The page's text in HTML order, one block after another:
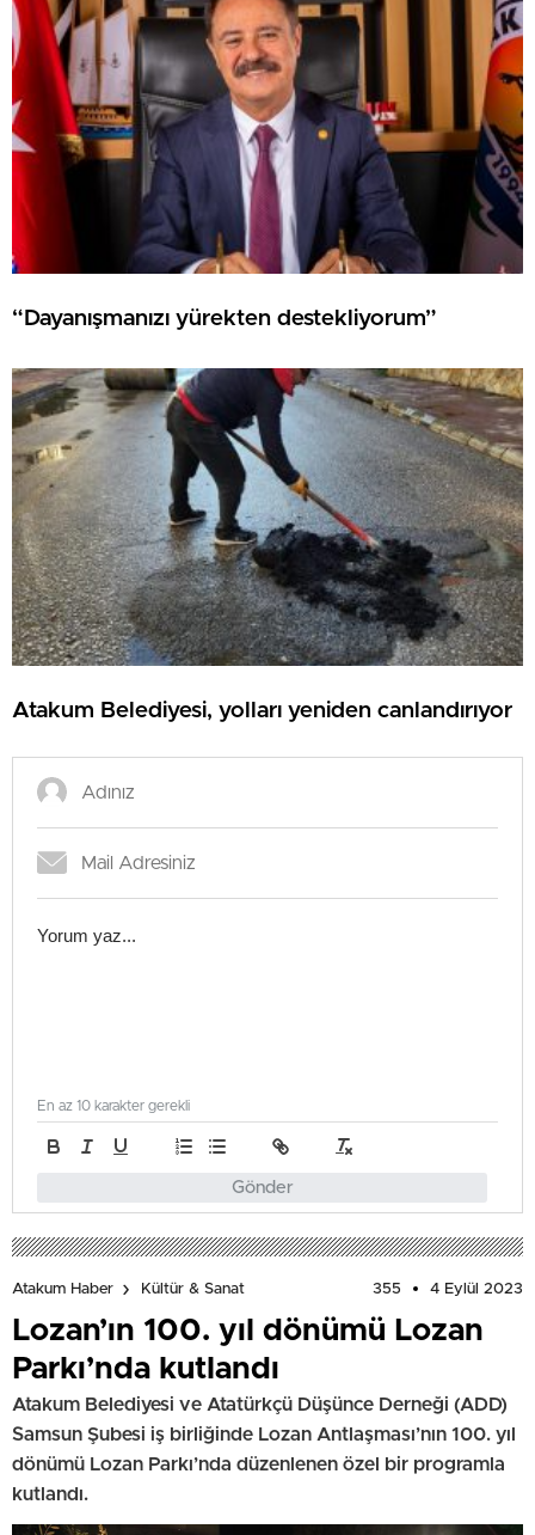
“Dayanışmanızı yürekten destekliyorum”
Atakum Belediyesi, yolları yeniden canlandırıyor
Gönder
En az 10 karakter gerekli
Atakum Haber Kültür & Sanat 355 4 Eylül 2023
Lozan’ın 100. yıl dönümü Lozan
Parkı’nda kutlandı
Atakum Belediyesi ve Atatürkçü Düşünce Derneği (ADD)
Samsun Şubesi iş birliğinde Lozan Antlaşması’nın 100. yıl
dönümü Lozan Parkı’nda düzenlenen özel bir programla
kutlandı.